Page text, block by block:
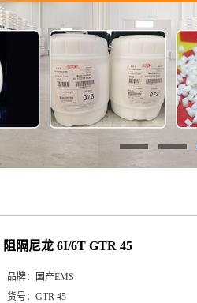
阻隔尼龙 6I/6T GTR 45
品牌：
国产EMS
货号： GTR 45